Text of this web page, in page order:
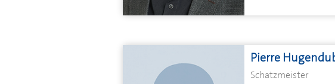
Pierre
Schatzmeister